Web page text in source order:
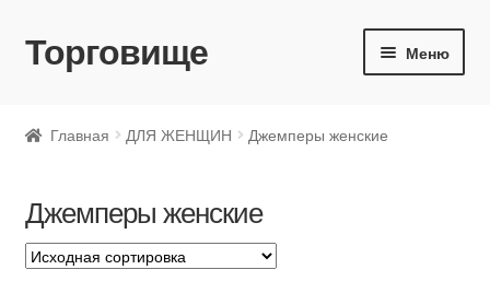
Перейти
Перейти
Торговище Меню
ДЛЯ ДЕТЕЙ
Главная ДЛЯ ЖЕНЩИН Джемперы женские
Джемперы женские